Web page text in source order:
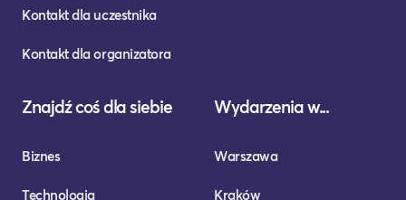
Kontakt dla uczestnika
Kontakt dla organizatora
Znajdź coś dla siebie
Biznes
Technologia
Wydarzenia w...
Warszawa
Kraków